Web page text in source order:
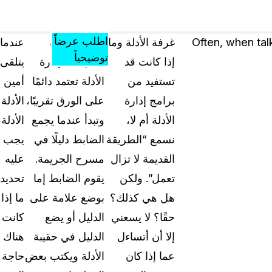
الأسعار
المعرفة
تشمل كل ما
يقدمه الموقع من
أدوات ومواد
تعليمية ومعرفية
الأسئلة الشائعة
إجابات على أسئلتكم الأكثر شيوعاً حول "كيس
المدونة
نصائح التعتيم، وأدلة الاستخدام، وأخبار القطاع
تجارب العملاء
تعرف على كيفية مواجهة العملاء لتحديات التعتيم
أرض الواقع باستخدام كيس جارد
والفعالياتاطلب عرضاً
توضيحياً
Often, when
غرفة الأدلة وما
إذا كانت قد
تستفيد من
برامج إدارة
الأدلة أم لا،
نسمع “الطريقة
القديمة لا تزال
تعمل”. ولكن
هل هي كذلك؟
حقًا؟ لا يسعني
إلا أن أتساءل
عما إذا كان
إن “الطريقة
القديمة” لإدارة
الأدلة تعتمد دائمًا
على الورق تقريبًا،
وتبدأ عندما يجمع
الضابط دليلًا في
مسرح الجريمة.
يقوم الضابط إما
بوضع علامة على
الدليل أو يضع
الدليل في حقيبة
الأدلة ويكتب بعض
عندما
يتلقى
أمين
الأدلة
يجب
عليه
تحديد
ما إذا
كانت
هناك
حاجة